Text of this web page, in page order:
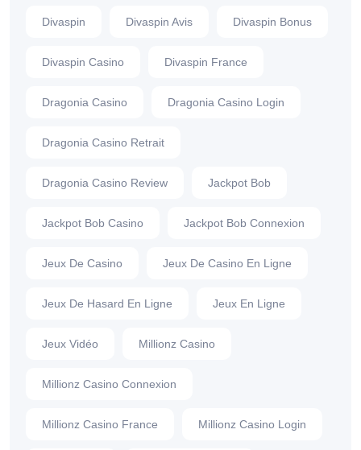
Divaspin Divaspin Avis Divaspin Bonus
Divaspin Casino Divaspin France
Dragonia Casino Dragonia Casino Login
Dragonia Casino Retrait
Dragonia Casino Review Jackpot Bob
Jackpot Bob Casino Jackpot Bob Connexion
Jeux De Casino Jeux De Casino En Ligne
Jeux De Hasard En Ligne Jeux En Ligne
Jeux Vidéo Millionz Casino
Millionz Casino Connexion
Millionz Casino France Millionz Casino Login